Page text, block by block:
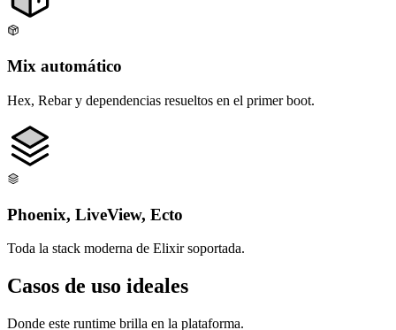
Mix automático
Hex, Rebar y dependencias resueltos en el primer boot.
Phoenix, LiveView, Ecto
Toda la stack moderna de Elixir soportada.
Casos de uso ideales
Donde este runtime brilla en la plataforma.